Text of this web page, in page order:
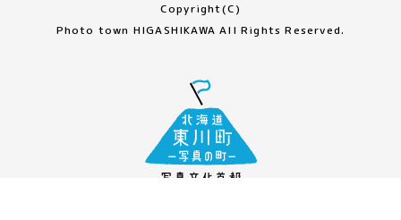
Copyright(C)
Photo town HIGASHIKAWA All Rights Reserved.